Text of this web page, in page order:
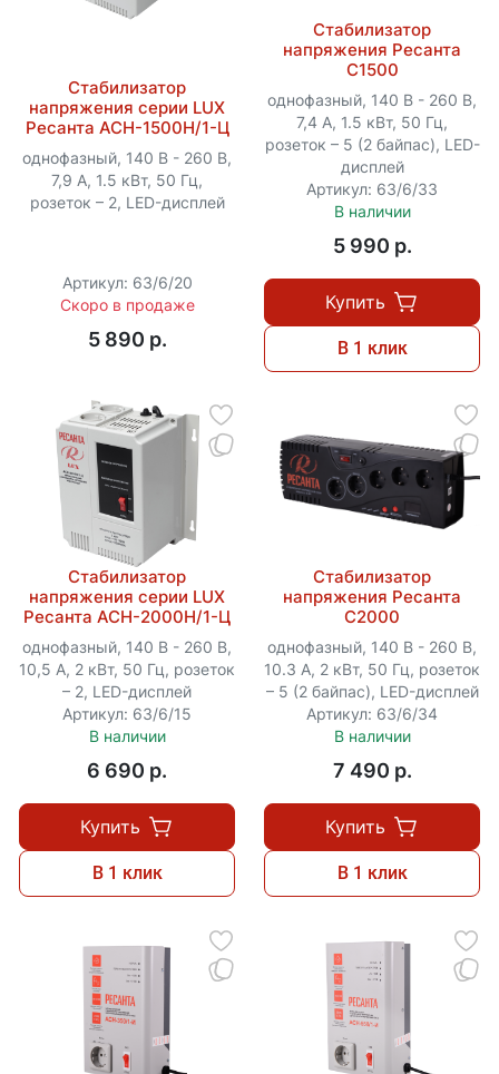
Стабилизатор
напряжения серии LUX
Ресанта АСН-1500Н/1-Ц
однофазный, 140 В - 260 В,
7,9 А, 1.5 кВт, 50 Гц,
розеток – 2, LED-дисплей
Артикул: 63/6/20
Скоро в продаже
5 890 p.
Стабилизатор
напряжения Ресанта
С1500
однофазный, 140 В - 260 В,
7,4 А, 1.5 кВт, 50 Гц,
розеток – 5 (2 байпас), LED-
дисплей
Артикул: 63/6/33
В наличии
5 990 p.
Купить
В 1 клик
Стабилизатор
напряжения серии LUX
Ресанта АСН-2000Н/1-Ц
однофазный, 140 В - 260 В,
10,5 А, 2 кВт, 50 Гц, розеток
– 2, LED-дисплей
Артикул: 63/6/15
В наличии
6 690 p.
Купить
В 1 клик
Стабилизатор
напряжения Ресанта
С2000
однофазный, 140 В - 260 В,
10.3 А, 2 кВт, 50 Гц, розеток
– 5 (2 байпас), LED-дисплей
Артикул: 63/6/34
В наличии
7 490 p.
Купить
В 1 клик